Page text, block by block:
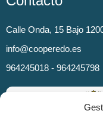
Calle Onda, 15 Bajo
info@cooperedo.es
964245018 - 964245798